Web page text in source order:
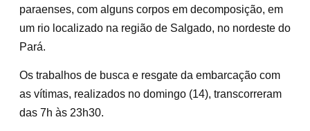
paraenses, com alguns corpos em decomposição, em
um rio localizado na região de Salgado, no nordeste do
Pará.
Os trabalhos de busca e resgate da embarcação com
as vítimas, realizados no domingo (14), transcorreram
das 7h às 23h30.